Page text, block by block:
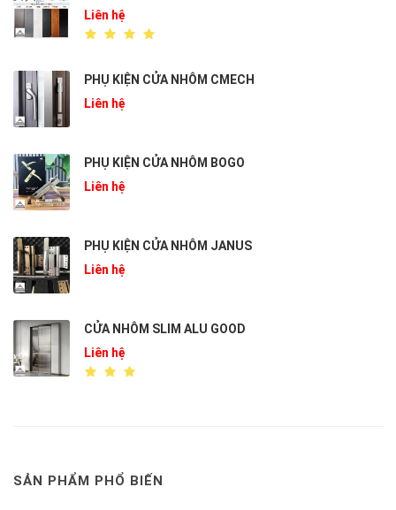
Liên hệ
PHỤ KIỆN CỬA NHÔM CMECH
Liên hệ
PHỤ KIỆN CỬA NHÔM BOGO
Liên hệ
PHỤ KIỆN CỬA NHÔM JANUS
Liên hệ
CỬA NHÔM SLIM ALU GOOD
Liên hệ
SẢN PHẨM PHỔ BIẾN